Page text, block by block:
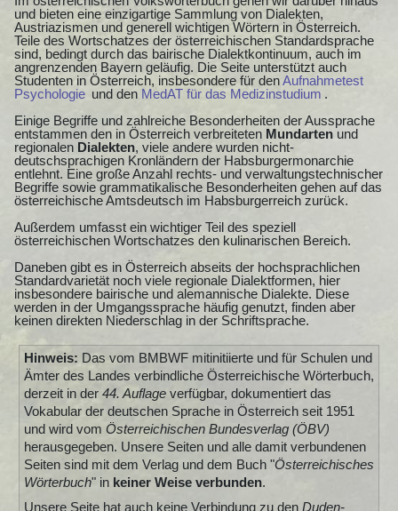
und bieten eine einzigartige Sammlung von Dialekten,
Austriazismen und generell wichtigen Wörtern in Österreich.
Teile des Wortschatzes der österreichischen Standardsprache
sind, bedingt durch das bairische Dialektkontinuum, auch im
angrenzenden Bayern geläufig. Die Seite unterstützt auch
Studenten in Österreich, insbesondere für denAufnahmetest
Psychologie und den MedAT für das Medizinstudium .
Einige Begriffe und zahlreiche Besonderheiten der Aussprache
entstammen den in Österreich verbreiteten Mundarten und
regionalen Dialekten, viele andere wurden nicht-
deutschsprachigen Kronländern der Habsburgermonarchie
entlehnt. Eine große Anzahl rechts- und verwaltungstechnischer
Begriffe sowie grammatikalische Besonderheiten gehen auf das
österreichische Amtsdeutsch im Habsburgerreich zurück.
Außerdem umfasst ein wichtiger Teil des speziell
österreichischen Wortschatzes den kulinarischen Bereich.
Daneben gibt es in Österreich abseits der hochsprachlichen
Standardvarietät noch viele regionale Dialektformen, hier
insbesondere bairische und alemannische Dialekte. Diese
werden in der Umgangssprache häufig genutzt, finden aber
keinen direkten Niederschlag in der Schriftsprache.
Hinweis: Das vom BMBWF mitinitiierte und für Schulen und
Ämter des Landes verbindliche Österreichische Wörterbuch,
derzeit in der 44. Auflageverfügbar, dokumentiert das
Vokabular der deutschen Sprache in Österreich seit 1951
und wird vom Österreichischen Bundesverlag (ÖBV)
herausgegeben. Unsere Seiten und alle damit verbundenen
Seiten sind mit dem Verlag und dem Buch "Österreichisches
Wörterbuch" in keiner Weise verbunden.
Unsere Seite hat auch keine Verbindung zu den Duden-